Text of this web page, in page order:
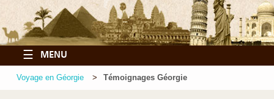
☰ MENU
Voyage en Géorgie Témoignages Géorgie